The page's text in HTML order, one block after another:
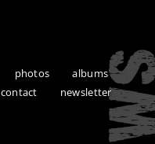
photos
albums
contact newsletter